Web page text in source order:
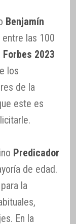
Benjamín
las 100
2023
los
de la
este es
Predicador
de edad.
la
En la